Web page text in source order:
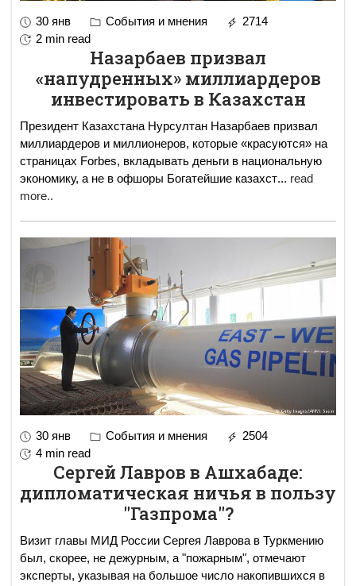
30 янв События и мнения
2714
2 min read
Назарбаев призвал
«напудренных» миллиардеров
инвестировать в Казахстан
Президент Казахстана Нурсултан Назарбаев призвал
миллиардеров и миллионеров, которые «красуются» на
страницах Forbes, вкладывать деньги в национальную
экономику, а не в офшоры ​Богатейшие казахст... read
more..
30 янв События и мнения
2504
4 min read
Сергей Лавров в Ашхабаде:
дипломатическая ничья в пользу
"Газпрома"?
Визит главы МИД России Сергея Лаврова в Туркмению
был, скорее, не дежурным, а "пожарным", отмечают
эксперты, указывая на большое число накопившихся в